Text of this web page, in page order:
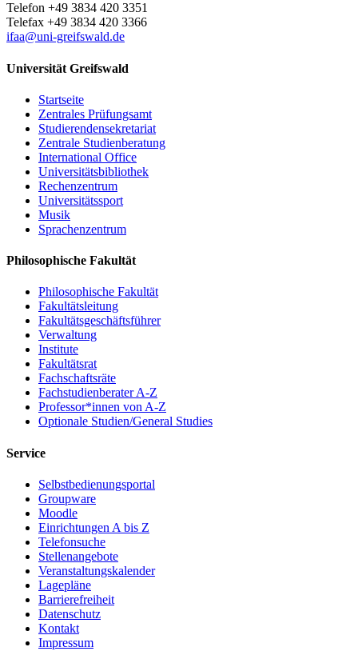
Telefon +49 3834 420 3351
Telefax +49 3834 420 3366
ifaa@uni-greifswald.de
Universität Greifswald
Startseite
Zentrales Prüfungsamt
Studierendensekretariat
Zentrale Studienberatung
International Office
Universitätsbibliothek
Rechenzentrum
Universitätssport
Musik
Sprachenzentrum
Philosophische Fakultät
Philosophische Fakultät
Fakultätsleitung
Fakultätsgeschäftsführer
Verwaltung
Institute
Fakultätsrat
Fachschaftsräte
Fachstudienberater A-Z
Professor*innen von A-Z
Optionale Studien/General Studies
Service
Selbstbedienungsportal
Groupware
Moodle
Einrichtungen A bis Z
Telefonsuche
Stellenangebote
Veranstaltungskalender
Lagepläne
Barrierefreiheit
Datenschutz
Kontakt
Impressum